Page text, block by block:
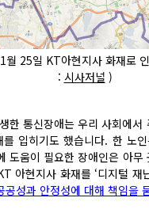
25일 KT아현지사 화재로
: 시사저널 )
한 통신장애는 우리 사회에서
를 입히기도 했습니다. 한 노
도움이 필요한 장애인은 아무
아현지사 화재를 ‘디지털 재
공성과 안정성에 대해 책임을